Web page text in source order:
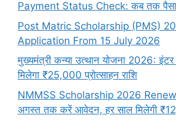
Payment Status Check: कब तक
Post Matric Scholarship (PMS)
Application From 15 July 2026
मुख्यमंत्री कन्या उत्थान योजना 2026:
मिलेगा ₹25,000 प्रोत्साहन राशि
NMMSS Scholarship 2026
अगस्त तक करें आवेदन, हर साल मिलेगी